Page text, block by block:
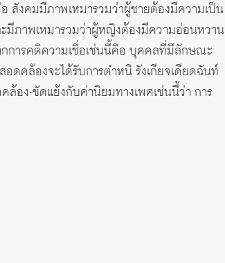
สังคมมีภาพเหมารวมว่าผู้ชายต้องมีความเป็น
มีภาพเหมารวมว่าผู้หญิงต้องมีความอ่อนหวาน
การคติความเชื่อเช่นนี้คือ บุคคลที่มีลักษณะ
คล้องจะได้รับการตำหนิ รังเกียจเดียดฉันท์
อง-ขัดแย้งกับค่านิยมทางเพศเช่นนี้ว่า การ